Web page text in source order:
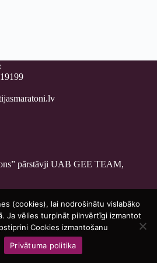
pārstāvji UAB GEE TEAM,
- Baltijasmaratoni.lv
(cookies), lai nodrošinātu vislabāko
Ja vēlies turpināt pilnvērtīgi izmantot
Cookies izmantošanu
Privātuma politika